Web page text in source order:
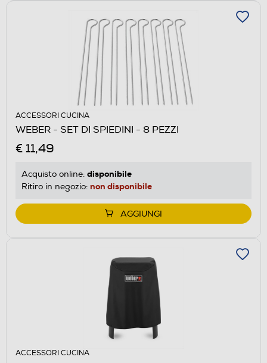
ACCESSORI CUCINA
WEBER - SET DI SPIEDINI - 8 PEZZI
€ 11,49
Acquisto online: disponibile
Ritiro in negozio: non disponibile
AGGIUNGI
ACCESSORI CUCINA